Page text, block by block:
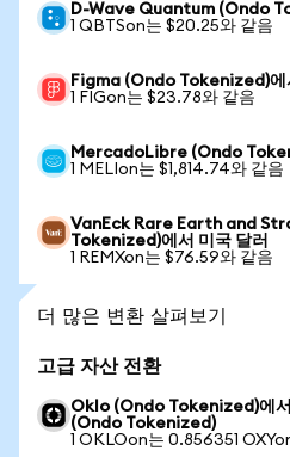
D-Wave Quantum (Ondo
1 QBTSon는 $20.25와 같음
Figma (Ondo Tokenized)에
1 FIGon는 $23.78와 같음
MercadoLibre (Ondo
1 MELIon는 $1,814.74와 같음
VanEck Rare Earth and
Tokenized)에서 미국 달러
1 REMXon는 $76.59와 같음
더 많은 변환 살펴보기
고급 자산 전환
Oklo (Ondo Tokenized)에
(Ondo Tokenized)
1 OKLOon는 0.856351